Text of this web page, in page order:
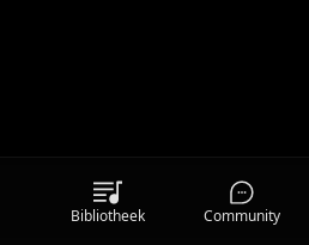
Bibliotheek Community